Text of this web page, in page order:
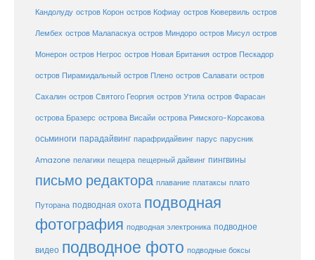
Кандолуду остров Корон остров Кофиау остров Кювервиль остров
Лембех остров Малапаскуа остров Миндоро остров Мисул остров
Монерон остров Негрос остров Новая Британия остров Пескадор
остров Пирамидальный остров Плено остров Салавати остров
Сахалин остров Святого Георгия остров Утила остров Фарасан
острова Бразерс острова Висайи острова Римского-Корсакова
осьминоги парадайвинг парафридайвинг парус парусник
Amazone пелагики пещера пещерный дайвинг пингвины
письмо редактора плавание платаксы плато
Путорана подводная охота подводная
фотография подводная электроника подводное
видео подводное фото подводные боксы